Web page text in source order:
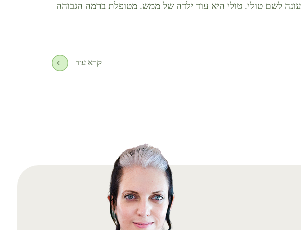
לשם טולי. טולי היא עוד ילדה של ממש. מטופלת ברמה הגבוהה
קרא עוד